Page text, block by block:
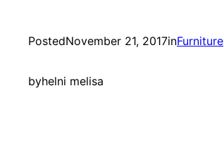
PostedNovember 21, 2017inFurniture
byhelni melisa